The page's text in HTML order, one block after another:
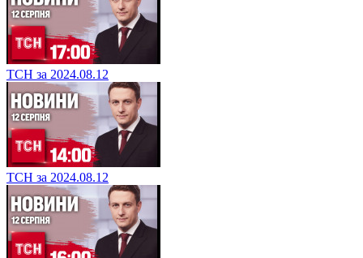
ТСН за 2024.08.12
ТСН за 2024.08.12